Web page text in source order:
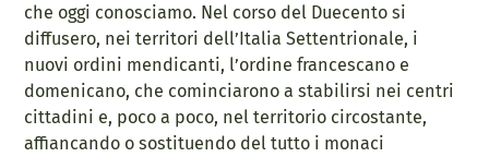
che oggi conosciamo. Nel corso del Duecento si
diffusero, nei territori dell’Italia Settentrionale, i
nuovi ordini mendicanti, l’ordine francescano e
domenicano, che cominciarono a stabilirsi nei centri
cittadini e, poco a poco, nel territorio circostante,
affiancando o sostituendo del tutto i monaci